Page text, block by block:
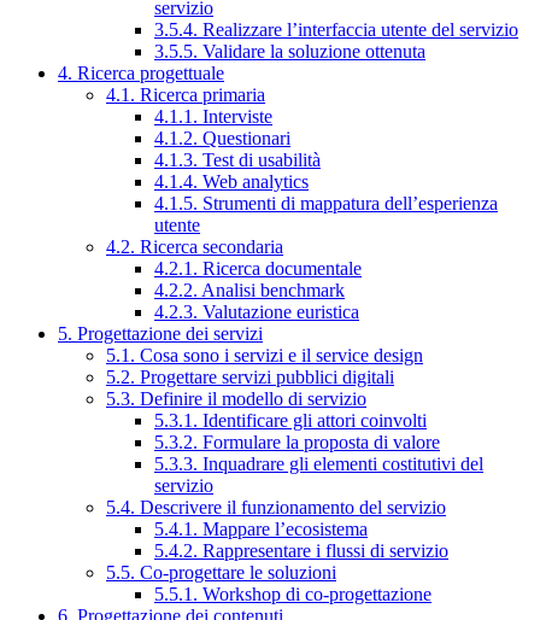
servizio
3.5.4. Realizzare l’interfaccia utente del servizio
3.5.5. Validare la soluzione ottenuta
4. Ricerca progettuale
4.1. Ricerca primaria
4.1.1. Interviste
4.1.2. Questionari
4.1.3. Test di usabilità
4.1.4. Web analytics
4.1.5. Strumenti di mappatura dell’esperienza
utente
4.2. Ricerca secondaria
4.2.1. Ricerca documentale
4.2.2. Analisi benchmark
4.2.3. Valutazione euristica
5. Progettazione dei servizi
5.1. Cosa sono i servizi e il service design
5.2. Progettare servizi pubblici digitali
5.3. Definire il modello di servizio
5.3.1. Identificare gli attori coinvolti
5.3.2. Formulare la proposta di valore
5.3.3. Inquadrare gli elementi costitutivi del
servizio
5.4. Descrivere il funzionamento del servizio
5.4.1. Mappare l’ecosistema
5.4.2. Rappresentare i flussi di servizio
5.5. Co-progettare le soluzioni
5.5.1. Workshop di co-progettazione
6. Progettazione dei contenuti